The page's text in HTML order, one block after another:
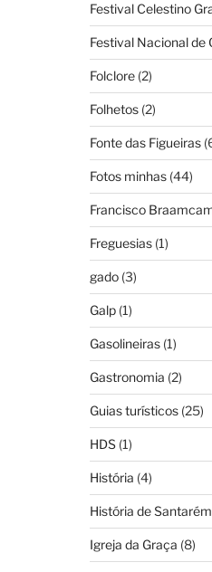
Festival Celestino
Festival Nacional de
Folclore(2)
Folhetos(2)
Fonte das Figueiras
Fotos minhas(44)
Francisco
Freguesias(1)
gado(3)
Galp(1)
Gasolineiras(1)
Gastronomia (2)
Guias turísticos(25)
HDS(1)
História (4)
História de Santarém
Igreja da Graça (8)